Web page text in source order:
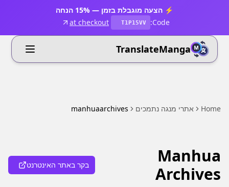
⚡ הצעה מוגבלת בזמן — 15% הנחה
Code:
T1P15VV
at checkout
TranslateManga
Home אתרי מנגה נתמכים manhuaarchives
Manhua
Archives
בקר באתר האינטרנט